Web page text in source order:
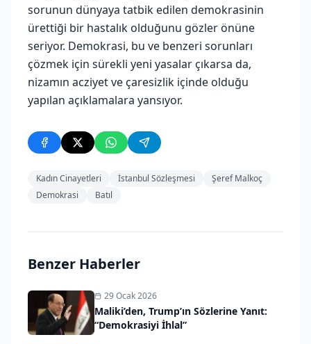
sorunun dünyaya tatbik edilen demokrasinin
ürettiği bir hastalık olduğunu gözler önüne
seriyor. Demokrasi, bu ve benzeri sorunları
çözmek için sürekli yeni yasalar çıkarsa da,
nizamın acziyet ve çaresizlik içinde olduğu
yapılan açıklamalara yansıyor.
Kadın Cinayetleri İstanbul Sözleşmesi
Şeref Malkoç
Demokrasi
Batıl
Benzer Haberler
29 Ocak 2026
Maliki’den, Trump’ın Sözlerine Yanıt:
“Demokrasiyi İhlal”